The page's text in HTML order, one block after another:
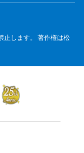
止します。 著作権は松